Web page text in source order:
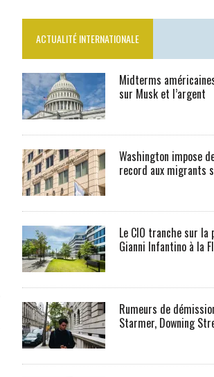
ACTUALITÉ INTERNATIONALE
Midterms
sur Musk et l’argent
Washington impose
record aux migrants
Le CIO tranche sur
Gianni Infantino à la
Rumeurs de
Starmer, Downing